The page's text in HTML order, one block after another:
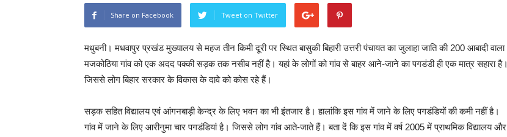
Share on Facebook Tweet on Twitter
मधुबनी। मधवापुर प्रखंड मुख्यालय से महज तीन किमी दूरी पर स्थित बासुकी बिहारी उत्तरी पंचायत का जुलाहा जाति की 200 आबादी वाला
मजकोठिया गांव को एक अदद पक्की सड़क तक नसीब नहीं है। यहां के लोगों को गांव से बाहर आने-जाने का पगडंडी ही एक मात्र सहारा है।
जिससे लोग बिहार सरकार के विकास के दावे को कोस रहे हैं।
सड़क सहित विद्यालय एवं आंगनबाड़ी केन्द्र के लिए भवन का भी इंतजार है। हालांकि इस गांव में जाने के लिए पगडंडियों की कमी नहीं है।
गांव में जाने के लिए आरीनुमा चार पगडंडियां है। जिससे लोग गांव आते-जाते हैं। बता दें कि इस गांव में वर्ष 2005 में प्राथमिक विद्यालय और